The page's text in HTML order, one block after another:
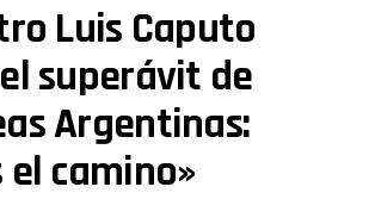
Luis Caputo
superávit de
Argentinas:
el camino»